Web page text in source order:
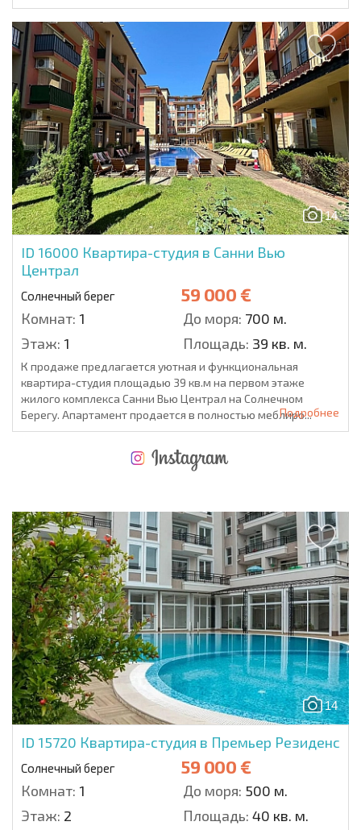
14
ID 16000 Квартира-студия в Санни Вью
Централ
Солнечный берег 59 000 €
Комнат: 1 До моря: 700 м.
Этаж: 1 Площадь: 39 кв. м.
К продаже предлагается уютная и функциональная
квартира-студия площадью 39 кв.м на первом этаже
жилого комплекса Санни Вью Централ на Солнечном
Берегу. Апартамент продается в полностью меблиро...
Подробнее
14
ID 15720 Квартира-студия в Премьер Резиденс
Солнечный берег 59 000 €
Комнат: 1 До моря: 500 м.
Этаж: 2 Площадь: 40 кв. м.